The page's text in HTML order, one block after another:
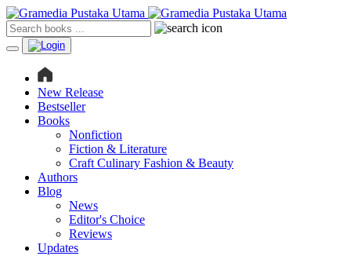
New Release
Bestseller
Books
Nonfiction
Fiction & Literature
Craft Culinary Fashion & Beauty
Authors
Blog
News
Editor's Choice
Reviews
Updates